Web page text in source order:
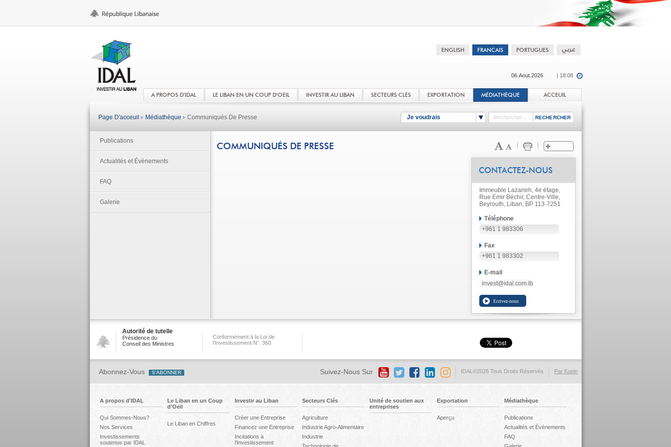
06.Aout.2026 | 18:08
A PROPOS D'IDAL LE LIBAN EN UN COUP D'OEIL INVESTIR AU LIBAN SECTEURS CLÉS EXPORTATION MÉDIATHÈQUE ACCEUIL
Je voudrais
Page D'acceuil › Médiathèque › Communiqués De Presse
Publications
Actualités et Évènements
FAQ
Galerie
COMMUNIQUÉS DE PRESSE
CONTACTEZ-NOUS
Immeuble Lazarieh, 4e étage,
Rue Emir Béchir, Centre-Ville,
Beyrouth, Liban, BP 113-7251
Téléphone
+961 1 983306
Fax
+961 1 983302
E-mail
invest@idal.com.lb
Autorité de tutelle
Présidence du
Conseil des Ministres
Conformément à la Loi de
l'Investissement N°. 360
Par Koein
IDAL©2026 Tous Droits Réservés
Abonnez-Vous Suivez-Nous Sur
A propos d'IDAL
Qui Sommes-Nous?
Nos Services
Investissements
soutenus par IDAL
Le Liban en un Coup
d'Oeil
Le Liban en Chiffres
Investir au Liban
Créer une Entreprise
Financez une Entreprise
Incitations à
l'Investissement
Secteurs Clés
Agriculture
Industrie Agro-Alimentaire
Industrie
Unité de soutien aux
entreprises
Exportation
Aperçu
Médiathèque
Publications
Actualités et Évènements
FAQ